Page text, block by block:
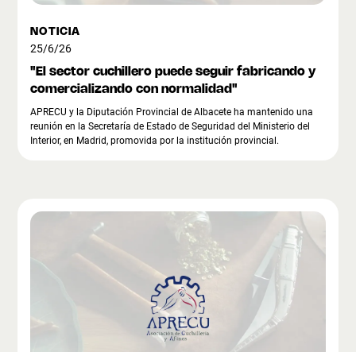
NOTICIA
25/6/26
"El sector cuchillero puede seguir fabricando y
comercializando con normalidad"
APRECU y la Diputación Provincial de Albacete ha mantenido una
reunión en la Secretaría de Estado de Seguridad del Ministerio del
Interior, en Madrid, promovida por la institución provincial.